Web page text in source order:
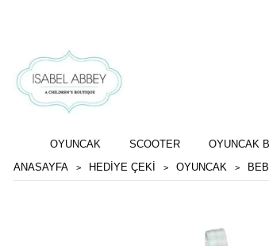
OYUNCAK SCOOTER OYUNCAK
ANASAYFA
HEDİYE ÇEKİ OYUNCAK